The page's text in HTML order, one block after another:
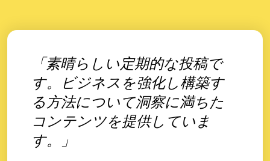
「素晴らしい定期的な投稿で
す。ビジネスを強化し構築す
る方法について洞察に満ちた
コンテンツを提供していま
す。」